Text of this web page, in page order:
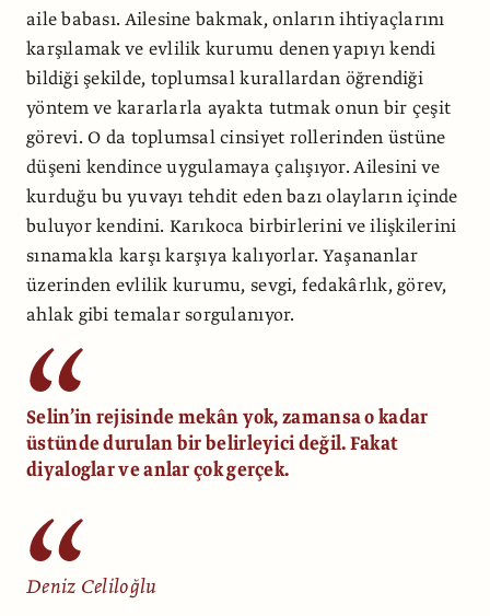
aile babası. Ailesine bakmak, onların ihtiyaçlarını
karşılamak ve evlilik kurumu denen yapıyı kendi
bildiği şekilde, toplumsal kurallardan öğrendiği
yöntem ve kararlarla ayakta tutmak onun bir çeşit
görevi. O da toplumsal cinsiyet rollerinden üstüne
düşeni kendince uygulamaya çalışıyor. Ailesini ve
kurduğu bu yuvayı tehdit eden bazı olayların içinde
buluyor kendini. Karıkoca birbirlerini ve ilişkilerini
sınamakla karşı karşıya kalıyorlar. Yaşananlar
üzerinden evlilik kurumu, sevgi, fedakârlık, görev,
ahlak gibi temalar sorgulanıyor.
Selin’in rejisinde mekân yok, zamansa o kadar
üstünde durulan bir belirleyici değil. Fakat
diyaloglar ve anlar çok gerçek.
Deniz Celiloğlu